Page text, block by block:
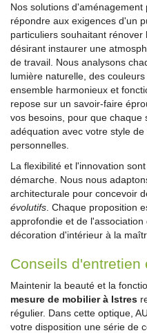
Nos solutions
répondre aux exigences d'un
particuliers souhaitant
désirant instaurer une
de travail. Nous analysons
lumière naturelle, des
ensemble harmonieux et
repose sur un savoir-faire
vos besoins, pour que chaque
adéquation avec votre style
personnelles.
La flexibilité et l'innovation
démarche. Nous nous
architecturale pour concevoir
évolutifs . Chaque proposition
approfondie et de
décoration d'intérieur à la
Conseils d'entretien
Maintenir la beauté et la
mesure de mobilier à Istres
régulier. Dans cette optique,
votre disposition une série de